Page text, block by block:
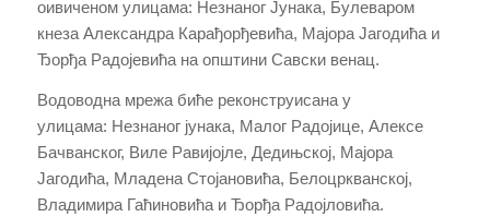
оивиченом улицама: Незнаног Јунака, Булеваром
кнеза Александра Карађорђевића, Мајора Јагодића и
Ђорђа Радојевића на општини Савски венац.
Водоводна мрежа биће реконструисана у
улицама: Незнаног јунака, Малог Радојице, Алексе
Бачванског, Виле Равијојле, Дедињској, Мајора
Јагодића, Младена Стојановића, Белоцркванској,
Владимира Гаћиновића и Ђорђа Радојловића.